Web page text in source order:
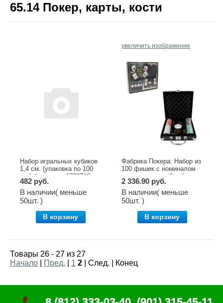
65.14 Покер, карты, кости
Набор игральных кубиков
1,4 см. (упаковка по 100
шт.) белые арт.1723710
482 руб.
В наличии( меньше
50шт. )
В корзину
увеличить изображение
Фабрика Покера: Набор из
100 фишек с номиналом
для покера в кейсе (цвет в
ассорт.) арт.CPPS100B
2 336.90 руб.
В наличии( меньше
50шт. )
В корзину
Товары 26 - 27 из 27
Начало
Пред. 1 2 | След. | Конец